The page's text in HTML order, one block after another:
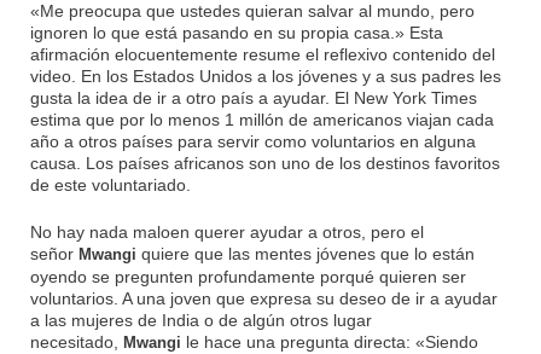
«Me preocupa que ustedes quieran salvar al mundo, pero
ignoren lo que está pasando en su propia casa.» Esta
afirmación elocuentemente resume el reflexivo contenido del
video. En los Estados Unidos a los jóvenes y a sus padres les
gusta la idea de ir a otro país a ayudar. El New York Times
estima que por lo menos 1 millón de americanos viajan cada
año a otros países para servir como voluntarios en alguna
causa. Los países africanos son uno de los destinos favoritos
de este voluntariado.
No hay nada maloen querer ayudar a otros, pero el
señor Mwangi quiere que las mentes jóvenes que lo están
oyendo se pregunten profundamente porqué quieren ser
voluntarios. A una joven que expresa su deseo de ir a ayudar
a las mujeres de India o de algún otros lugar
necesitado, Mwangi le hace una pregunta directa: «Siendo